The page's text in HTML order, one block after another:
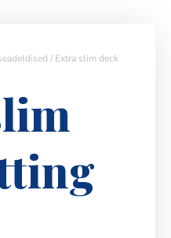
/ Extra slim deck